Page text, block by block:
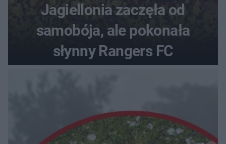
Jagiellonia zaczęła od
samobója, ale pokonała
słynny Rangers FC